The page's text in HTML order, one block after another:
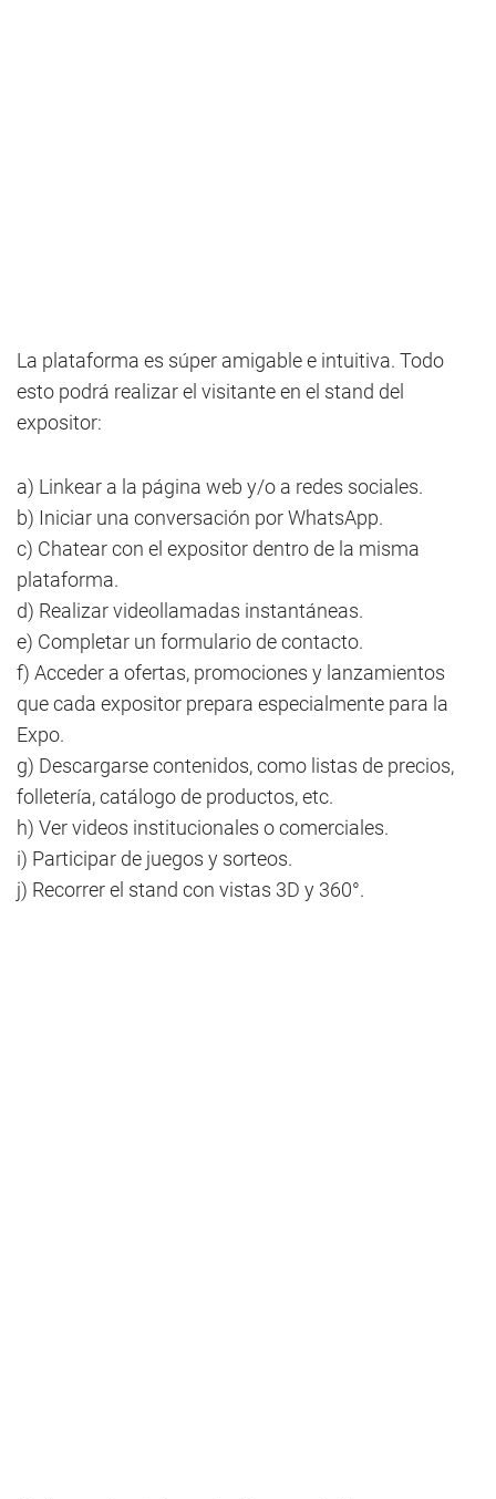
La plataforma es súper amigable e intuitiva. Todo
esto podrá realizar el visitante en el stand del
expositor:
a) Linkear a la página web y/o a redes sociales.
b) Iniciar una conversación por WhatsApp.
c) Chatear con el expositor dentro de la misma
plataforma.
d) Realizar videollamadas instantáneas.
e) Completar un formulario de contacto.
f) Acceder a ofertas, promociones y lanzamientos
que cada expositor prepara especialmente para la
Expo.
g) Descargarse contenidos, como listas de precios,
folletería, catálogo de productos, etc.
h) Ver videos institucionales o comerciales.
i) Participar de juegos y sorteos.
j) Recorrer el stand con vistas 3D y 360°.